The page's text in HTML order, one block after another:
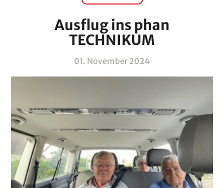
Ausflug ins phan
TECHNIKUM
01. November 2024